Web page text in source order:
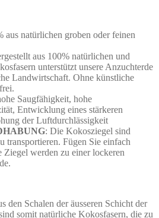
aus natürlichen groben oder feinen
aus 100% natürlichen und
unterstützt unsere Anzuchterde
Landwirtschaft. Ohne künstliche
Saugfähigkeit, hohe
Entwicklung eines stärkeren
der Luftdurchlässigkeit
: Die Kokosziegel sind
transportieren. Fügen Sie einfach
Ziegel werden zu einer lockeren
den Schalen der äusseren Schicht der
somit natürliche Kokosfasern, die zu